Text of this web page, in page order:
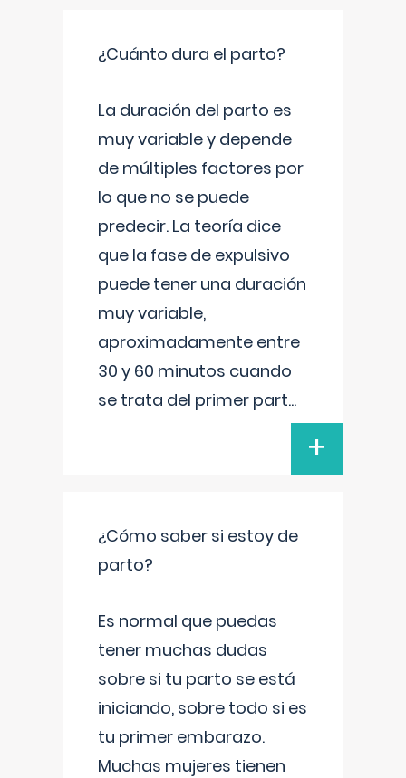
¿Cuánto dura el parto?
La duración del parto es
muy variable y depende
de múltiples factores por
lo que no se puede
predecir. La teoría dice
que la fase de expulsivo
puede tener una duración
muy variable,
aproximadamente entre
30 y 60 minutos cuando
se trata del primer part...
+
¿Cómo saber si estoy de
parto?
Es normal que puedas
tener muchas dudas
sobre si tu parto se está
iniciando, sobre todo si es
tu primer embarazo.
Muchas mujeres tienen